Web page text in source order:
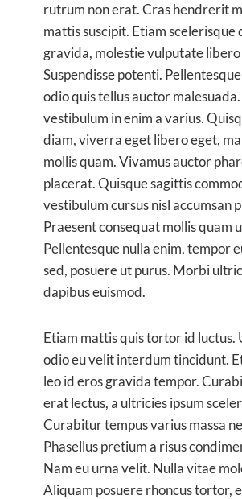
rutrum non erat. Cras hendrerit
mattis suscipit. Etiam scelerisque
gravida, molestie vulputate
Suspendisse potenti.
odio quis tellus auctor
vestibulum in enim a varius.
diam, viverra eget libero eget,
mollis quam. Vivamus auctor
placerat. Quisque sagittis
vestibulum cursus nisl accumsan
Praesent consequat mollis quam
Pellentesque nulla enim, tempor
sed, posuere ut purus. Morbi
dapibus euismod.
Etiam mattis quis tortor id luctus.
odio eu velit interdum tincidunt.
leo id eros gravida tempor.
erat lectus, a ultricies ipsum
Curabitur tempus varius massa
Phasellus pretium a risus
Nam eu urna velit. Nulla vitae
Aliquam posuere rhoncus tortor,